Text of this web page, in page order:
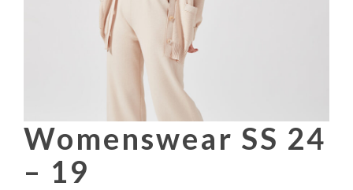
Womenswear SS 24
– 19